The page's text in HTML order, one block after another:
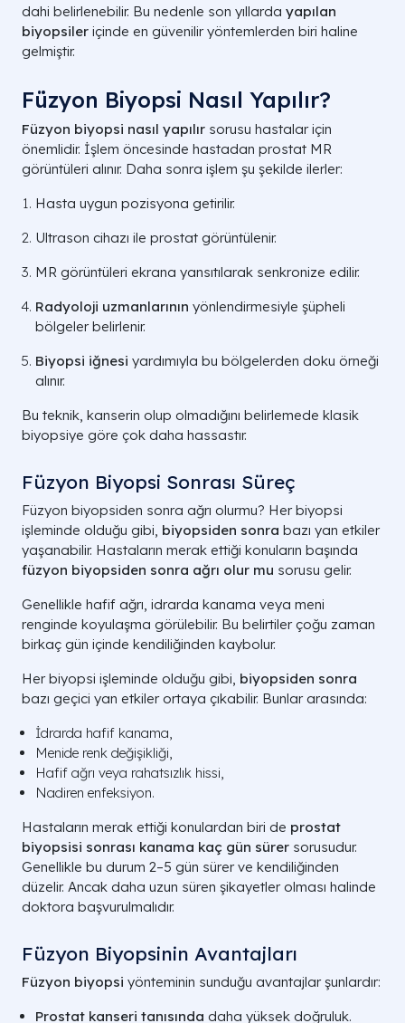
dahi belirlenebilir. Bu nedenle son yıllarda yapılan
biyopsiler içinde en güvenilir yöntemlerden biri haline
gelmiştir.
Füzyon Biyopsi Nasıl Yapılır?
Füzyon biyopsi nasıl yapılır sorusu hastalar için
önemlidir. İşlem öncesinde hastadan prostat MR
görüntüleri alınır. Daha sonra işlem şu şekilde ilerler:
Hasta uygun pozisyona getirilir.
Ultrason cihazı ile prostat görüntülenir.
MR görüntüleri ekrana yansıtılarak senkronize edilir.
Radyoloji uzmanlarının yönlendirmesiyle şüpheli
bölgeler belirlenir.
Biyopsi iğnesi yardımıyla bu bölgelerden doku örneği
alınır.
Bu teknik, kanserin olup olmadığını belirlemede klasik
biyopsiye göre çok daha hassastır.
Füzyon Biyopsi Sonrası Süreç
Füzyon biyopsiden sonra ağrı olurmu? Her biyopsi
işleminde olduğu gibi, biyopsiden sonra bazı yan etkiler
yaşanabilir. Hastaların merak ettiği konuların başında
füzyon biyopsiden sonra ağrı olur mu sorusu gelir.
Genellikle hafif ağrı, idrarda kanama veya meni
renginde koyulaşma görülebilir. Bu belirtiler çoğu zaman
birkaç gün içinde kendiliğinden kaybolur.
Her biyopsi işleminde olduğu gibi, biyopsiden sonra
bazı geçici yan etkiler ortaya çıkabilir. Bunlar arasında:
İdrarda hafif kanama,
Menide renk değişikliği,
Hafif ağrı veya rahatsızlık hissi,
Nadiren enfeksiyon.
Hastaların merak ettiği konulardan biri de prostat
biyopsisi sonrası kanama kaç gün sürer sorusudur.
Genellikle bu durum 2–5 gün sürer ve kendiliğinden
düzelir. Ancak daha uzun süren şikayetler olması halinde
doktora başvurulmalıdır.
Füzyon Biyopsinin Avantajları
Füzyon biyopsi yönteminin sunduğu avantajlar şunlardır:
Prostat kanseri tanısında daha yüksek doğruluk.